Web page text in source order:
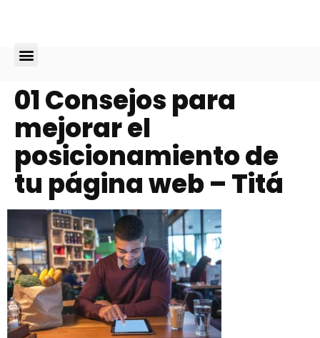
01 Consejos para
mejorar el
posicionamiento de
tu página web – Titá